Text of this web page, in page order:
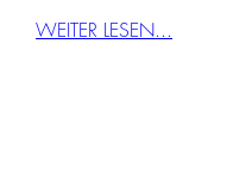
WEITER LESEN...